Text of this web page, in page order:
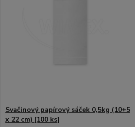
Svačinový papírový sáček 0,5kg (10+5
x 22 cm) [100 ks]